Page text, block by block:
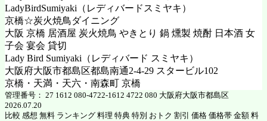
LadyBirdSumiyaki（レディバードスミヤキ）
京橋☆炭火焼鳥ダイニング
大阪 京橋 居酒屋 炭火焼鳥 やきとり 鍋 燻製 焼酎 日本酒 女
子会 宴会 貸切
Lady Bird Sumiyaki（レディバード スミヤキ）
大阪府大阪市都島区都島南通2-4-29 スタービル102
京橋・天満・天六・南森町 京橋
管理番号： 27 1612 080-4722-1612 4722 080 大阪府大阪市都島区
2026.07.20
比較 感想 無料 ランキング 料理 特典 特別 おトク 割引 価格 価格帯 金額 料